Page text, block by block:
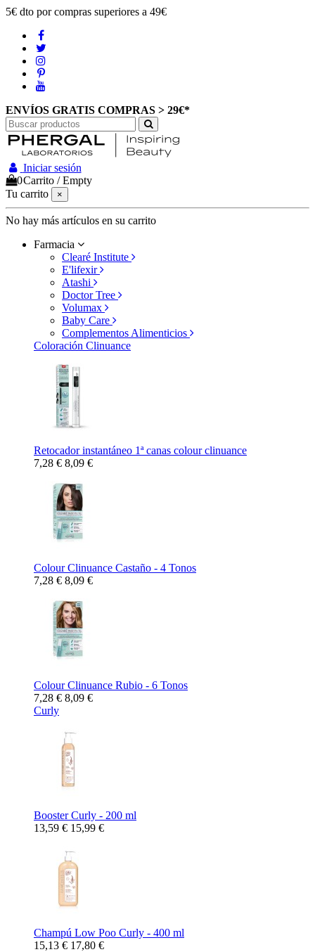
5€ dto por compras superiores a 49€
ENVÍOS GRATIS COMPRAS > 29€*
Iniciar sesión
0Carrito /Empty
Tu carrito
×
No hay más artículos en su carrito
Farmacia
Clearé Institute
E'lifexir
Atashi
Doctor Tree
Volumax
Baby Care
Complementos Alimenticios
Coloración Clinuance
Retocador instantáneo 1ª canas colour clinuance
7,28 € 8,09 €
Colour Clinuance Castaño - 4 Tonos
7,28 € 8,09 €
Colour Clinuance Rubio - 6 Tonos
7,28 € 8,09 €
Curly
Booster Curly - 200 ml
13,59 € 15,99 €
Champú Low Poo Curly - 400 ml
15,13 € 17,80 €